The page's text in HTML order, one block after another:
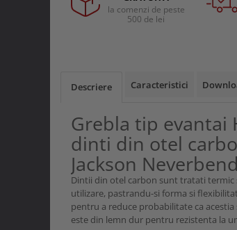
Buzunare externe
Echipamente muncitori ferma
Echipamente veterinari
Echipamente mulgatori
Echipamente trimeri ongloane
Masti protectie
Manusi protectie
Menghine si prese
la comenzi de peste
500 de lei
Descriere Caracteristici
Grebla tip evantai
dinti din otel
Jackson Neverbend
Dintii din otel carbon sunt tratati termic
utilizare, pastrandu-si forma si
pentru a reduce probabilitate ca
este din lemn dur pentru rezistenta la